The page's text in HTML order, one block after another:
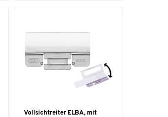
Vollsichtreiter ELBA, mit